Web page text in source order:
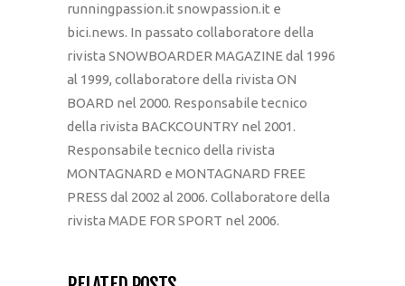
runningpassion.it snowpassion.it e
bici.news. In passato collaboratore della
rivista SNOWBOARDER MAGAZINE dal 1996
al 1999, collaboratore della rivista ON
BOARD nel 2000. Responsabile tecnico
della rivista BACKCOUNTRY nel 2001.
Responsabile tecnico della rivista
MONTAGNARD e MONTAGNARD FREE
PRESS dal 2002 al 2006. Collaboratore della
rivista MADE FOR SPORT nel 2006.